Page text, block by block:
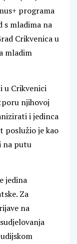
programa
s mladima na
Crikvenica u
mladim
u Crikvenici
njihovoj
i jedinca
poslužio je kao
na putu
jedina
Za
na